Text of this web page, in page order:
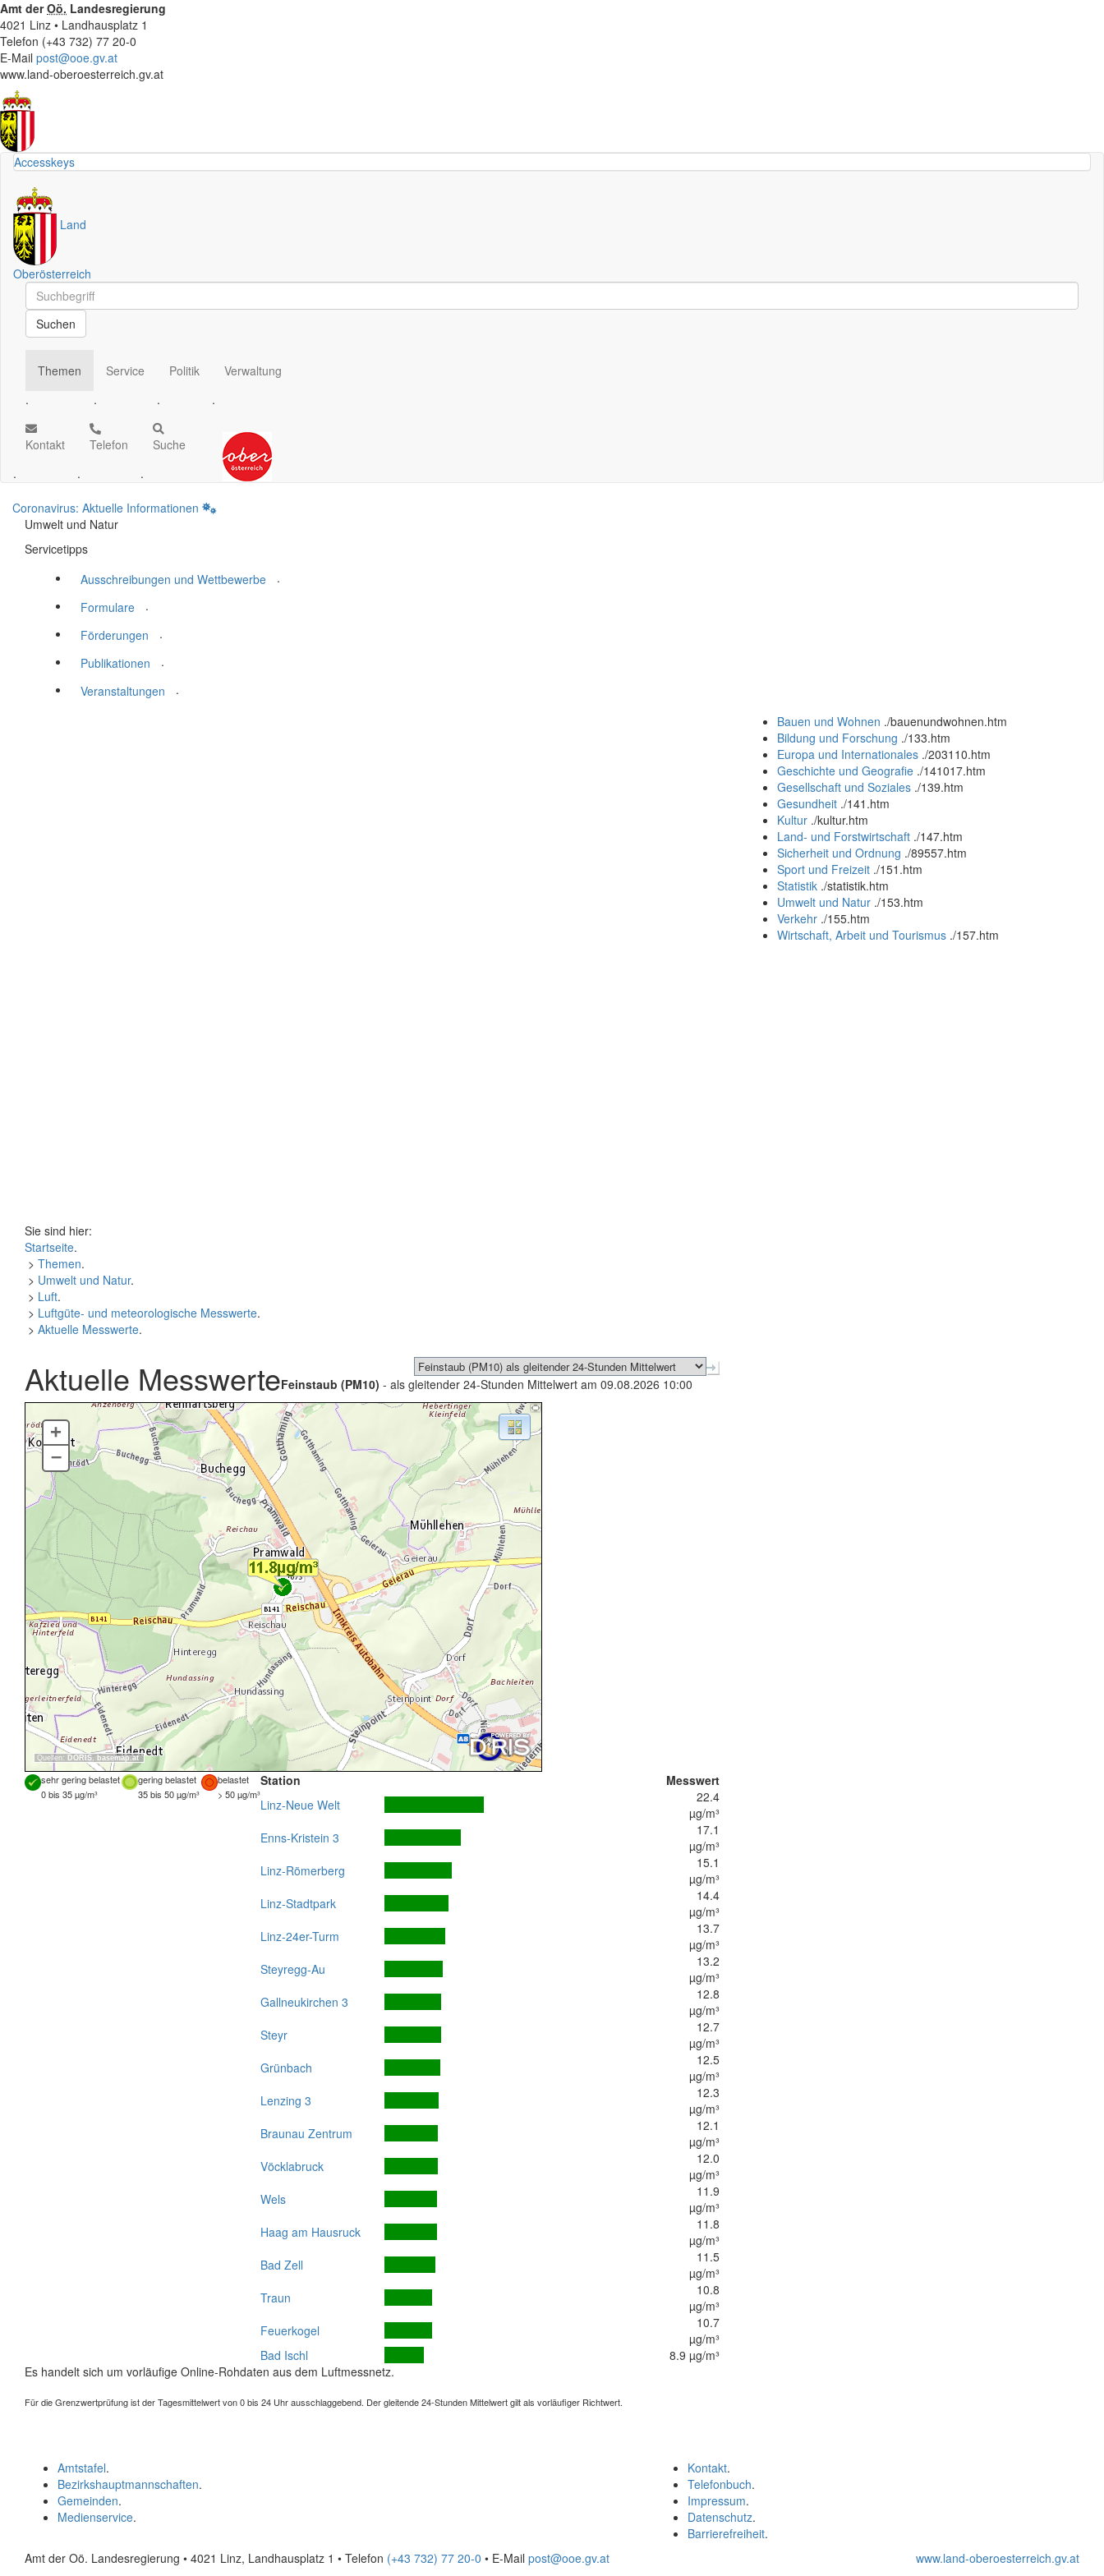
Amt derOö. Landesregierung
4021 Linz • Landhausplatz 1
Telefon (+43 732) 77 20-0
E-Mail post@ooe.gv.at
www.land-oberoesterreich.gv.at
Accesskeys
Land
Oberösterreich
Schnellsuche
Schnellsuche
Suchen
Themen
.
Service
.
Politik
.
Verwaltung
.
Kontakt
.
Telefon
.
Suche
.
Coronavirus: Aktuelle Informationen
Umwelt und Natur
Servicetipps
Ausschreibungen und Wettbewerbe
.
Formulare
.
Förderungen
.
Publikationen
.
Veranstaltungen
.
Bauen und Wohnen ./bauenundwohnen.htm
Bildung und Forschung ./133.htm
Europa und Internationales ./203110.htm
Geschichte und Geografie ./141017.htm
Gesellschaft und Soziales ./139.htm
Gesundheit ./141.htm
Kultur ./kultur.htm
Land- und Forstwirtschaft ./147.htm
Sicherheit und Ordnung ./89557.htm
Sport und Freizeit ./151.htm
Statistik ./statistik.htm
Umwelt und Natur ./153.htm
Verkehr ./155.htm
Wirtschaft, Arbeit und Tourismus ./157.htm
Sie sind hier:
Startseite.
> Themen.
> Umwelt und Natur.
> Luft.
> Luftgüte- und meteorologische Messwerte.
> Aktuelle Messwerte.
Aktuelle MesswerteFeinstaub (PM10) - als gleitender 24-Stunden Mittelwert am 09.08.2026 10:00
Quellen: DORIS, basemap.at
+
–
sehr gering belastet gering belastet
belastet
0 bis 35 µg/m³
35 bis 50 µg/m³ > 50 µg/m³
Station
Messwert
Linz-Neue Welt
22.4
µg/m³
Enns-Kristein 3
17.1
µg/m³
Linz-Römerberg
15.1
µg/m³
Linz-Stadtpark
14.4
µg/m³
Linz-24er-Turm
13.7
µg/m³
Steyregg-Au
13.2
µg/m³
Gallneukirchen 3
12.8
µg/m³
Steyr
12.7
µg/m³
Grünbach
12.5
µg/m³
Lenzing 3
12.3
µg/m³
Braunau Zentrum
12.1
µg/m³
Vöcklabruck
12.0
µg/m³
Wels
11.9
µg/m³
Haag am Hausruck
11.8
µg/m³
Bad Zell
11.5
µg/m³
Traun
10.8
µg/m³
Feuerkogel
10.7
µg/m³
Bad Ischl
8.9 µg/m³
Es handelt sich um vorläufige Online-Rohdaten aus dem Luftmessnetz.
Für die Grenzwertprüfung ist der Tagesmittelwert von 0 bis 24 Uhr ausschlaggebend. Der gleitende 24-Stunden Mittelwert gilt als vorläufiger Richtwert.
Kontakt.
Telefonbuch.
Impressum.
Datenschutz.
Barrierefreiheit.
Amtstafel.
Bezirkshauptmannschaften.
Gemeinden.
Medienservice.
Amt der Oö. Landesregierung • 4021 Linz, Landhausplatz 1 • Telefon (+43 732) 77 20-0 • E-Mail post@ooe.gv.at www.land-oberoesterreich.gv.at